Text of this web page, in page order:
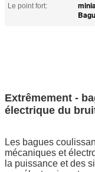
Le point fort:
Extrêmement -
électrique du
Les bagues
mécaniques et
la puissance et des